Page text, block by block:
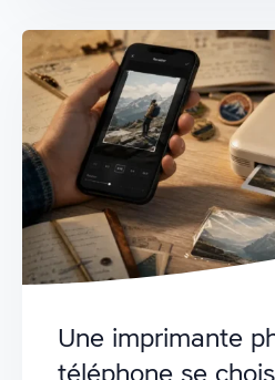
Une imprimante
téléphone se